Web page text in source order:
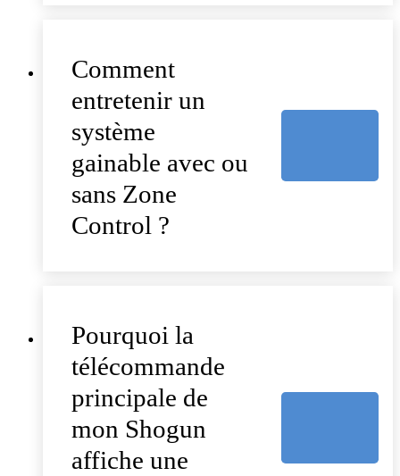
Comment
entretenir un
système
gainable avec ou
sans Zone
Control ?
Pourquoi la
télécommande
principale de
mon Shogun
affiche une